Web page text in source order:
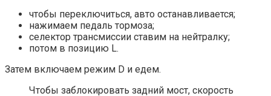
чтобы переключиться, авто останавливается;
нажимаем педаль тормоза;
селектор трансмиссии ставим на нейтралку;
потом в позицию L.
Затем включаем режим D и едем.
Чтобы заблокировать задний мост, скорость